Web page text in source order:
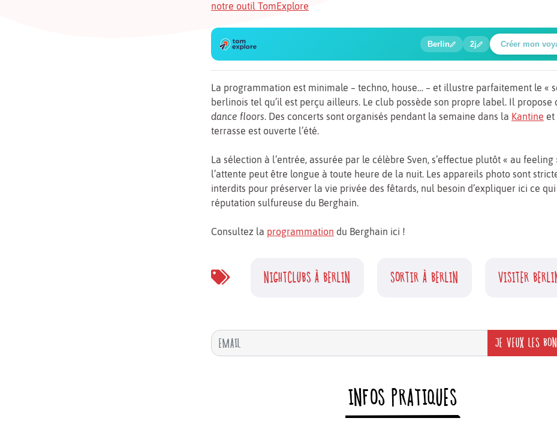
notre outil TomExplore
🔍
🔍
🔍
🍲
🔍
🔍
Place Potsdamer Berlin 2j Créer mon
La programmation est minimale – techno, house… – et illustre parfaitement le «
berlinois tel qu’il est perçu ailleurs. Le club possède son propre label. Il propose
dance floors. Des concerts sont organisés pendant la semaine dans la Kantine et
terrasse est ouverte l’été.
La sélection à l’entrée, assurée par le célèbre Sven, s’effectue plutôt « au feeling
l’attente peut être longue à toute heure de la nuit. Les appareils photo sont
interdits pour préserver la vie privée des fêtards, nul besoin d’expliquer ici ce
réputation sulfureuse du Berghain.
Consultez la programmation du Berghain ici !
NIGHTCLUBS À BERLIN SORTIR À BERLIN VISITER
JE VEUX LES
INFOS PRATIQUES